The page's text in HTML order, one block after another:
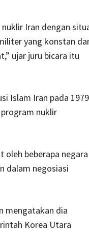
Iran dengan
yang konstan
ujar juru bicara itu
Islam Iran pada
nuklir
oleh beberapa negara
dalam negosiasi
mengatakan dia
Korea Utara